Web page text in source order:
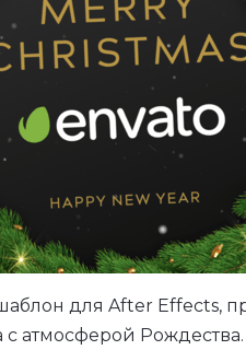
для After Effects,
с атмосферой